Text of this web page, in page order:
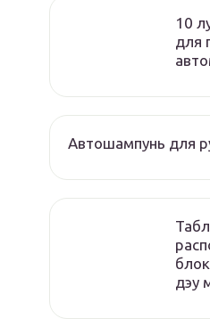
10
для
Автошампунь для
дэу